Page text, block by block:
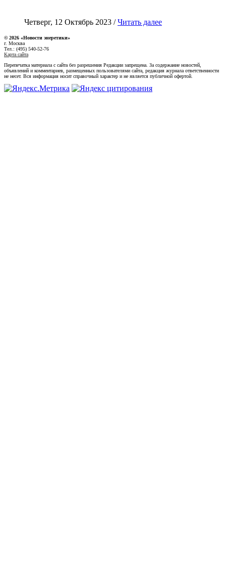
Четверг, 12 Октябрь 2023 /Читать далее
© 2026 «Новости энеретики»
г. Москва
Тел.: (495) 540-52-76
Карта сайта
Перепечатка материала с сайта без разрешения Редакции запрещена. За содержание новостей,
объявлений и комментариев, размещенных пользователями сайта, редакция журнала ответственности
не несет. Вся информация носит справочный характер и не является публичной офертой.